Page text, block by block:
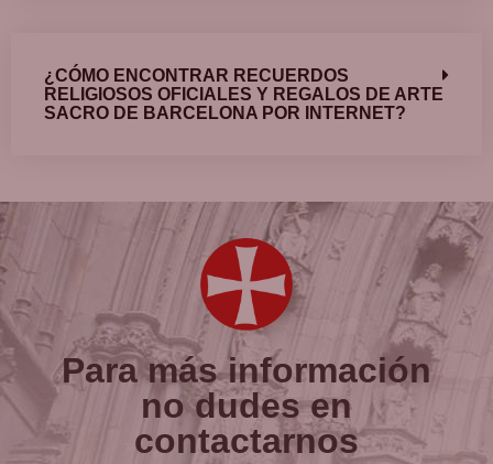
¿CÓMO ENCONTRAR RECUERDOS
RELIGIOSOS OFICIALES Y REGALOS DE ARTE
SACRO DE BARCELONA POR INTERNET?
Para más información
no dudes en
contactarnos